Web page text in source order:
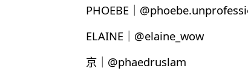
PHOEBE｜
ELAINE｜@elaine_wow
京｜@phaedruslam